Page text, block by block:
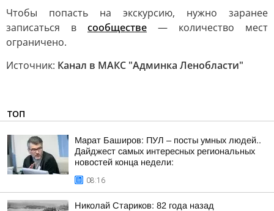
Чтобы попасть на экскурсию, нужно заранее
записаться в сообществе — количество мест
ограничено.
Источник: Канал в МАКС "Админка Ленобласти"
ТОП
Марат Баширов: ПУЛ – посты умных людей..
Дайджест самых интересных региональных
новостей конца недели:
08:16
Николай Стариков: 82 года назад